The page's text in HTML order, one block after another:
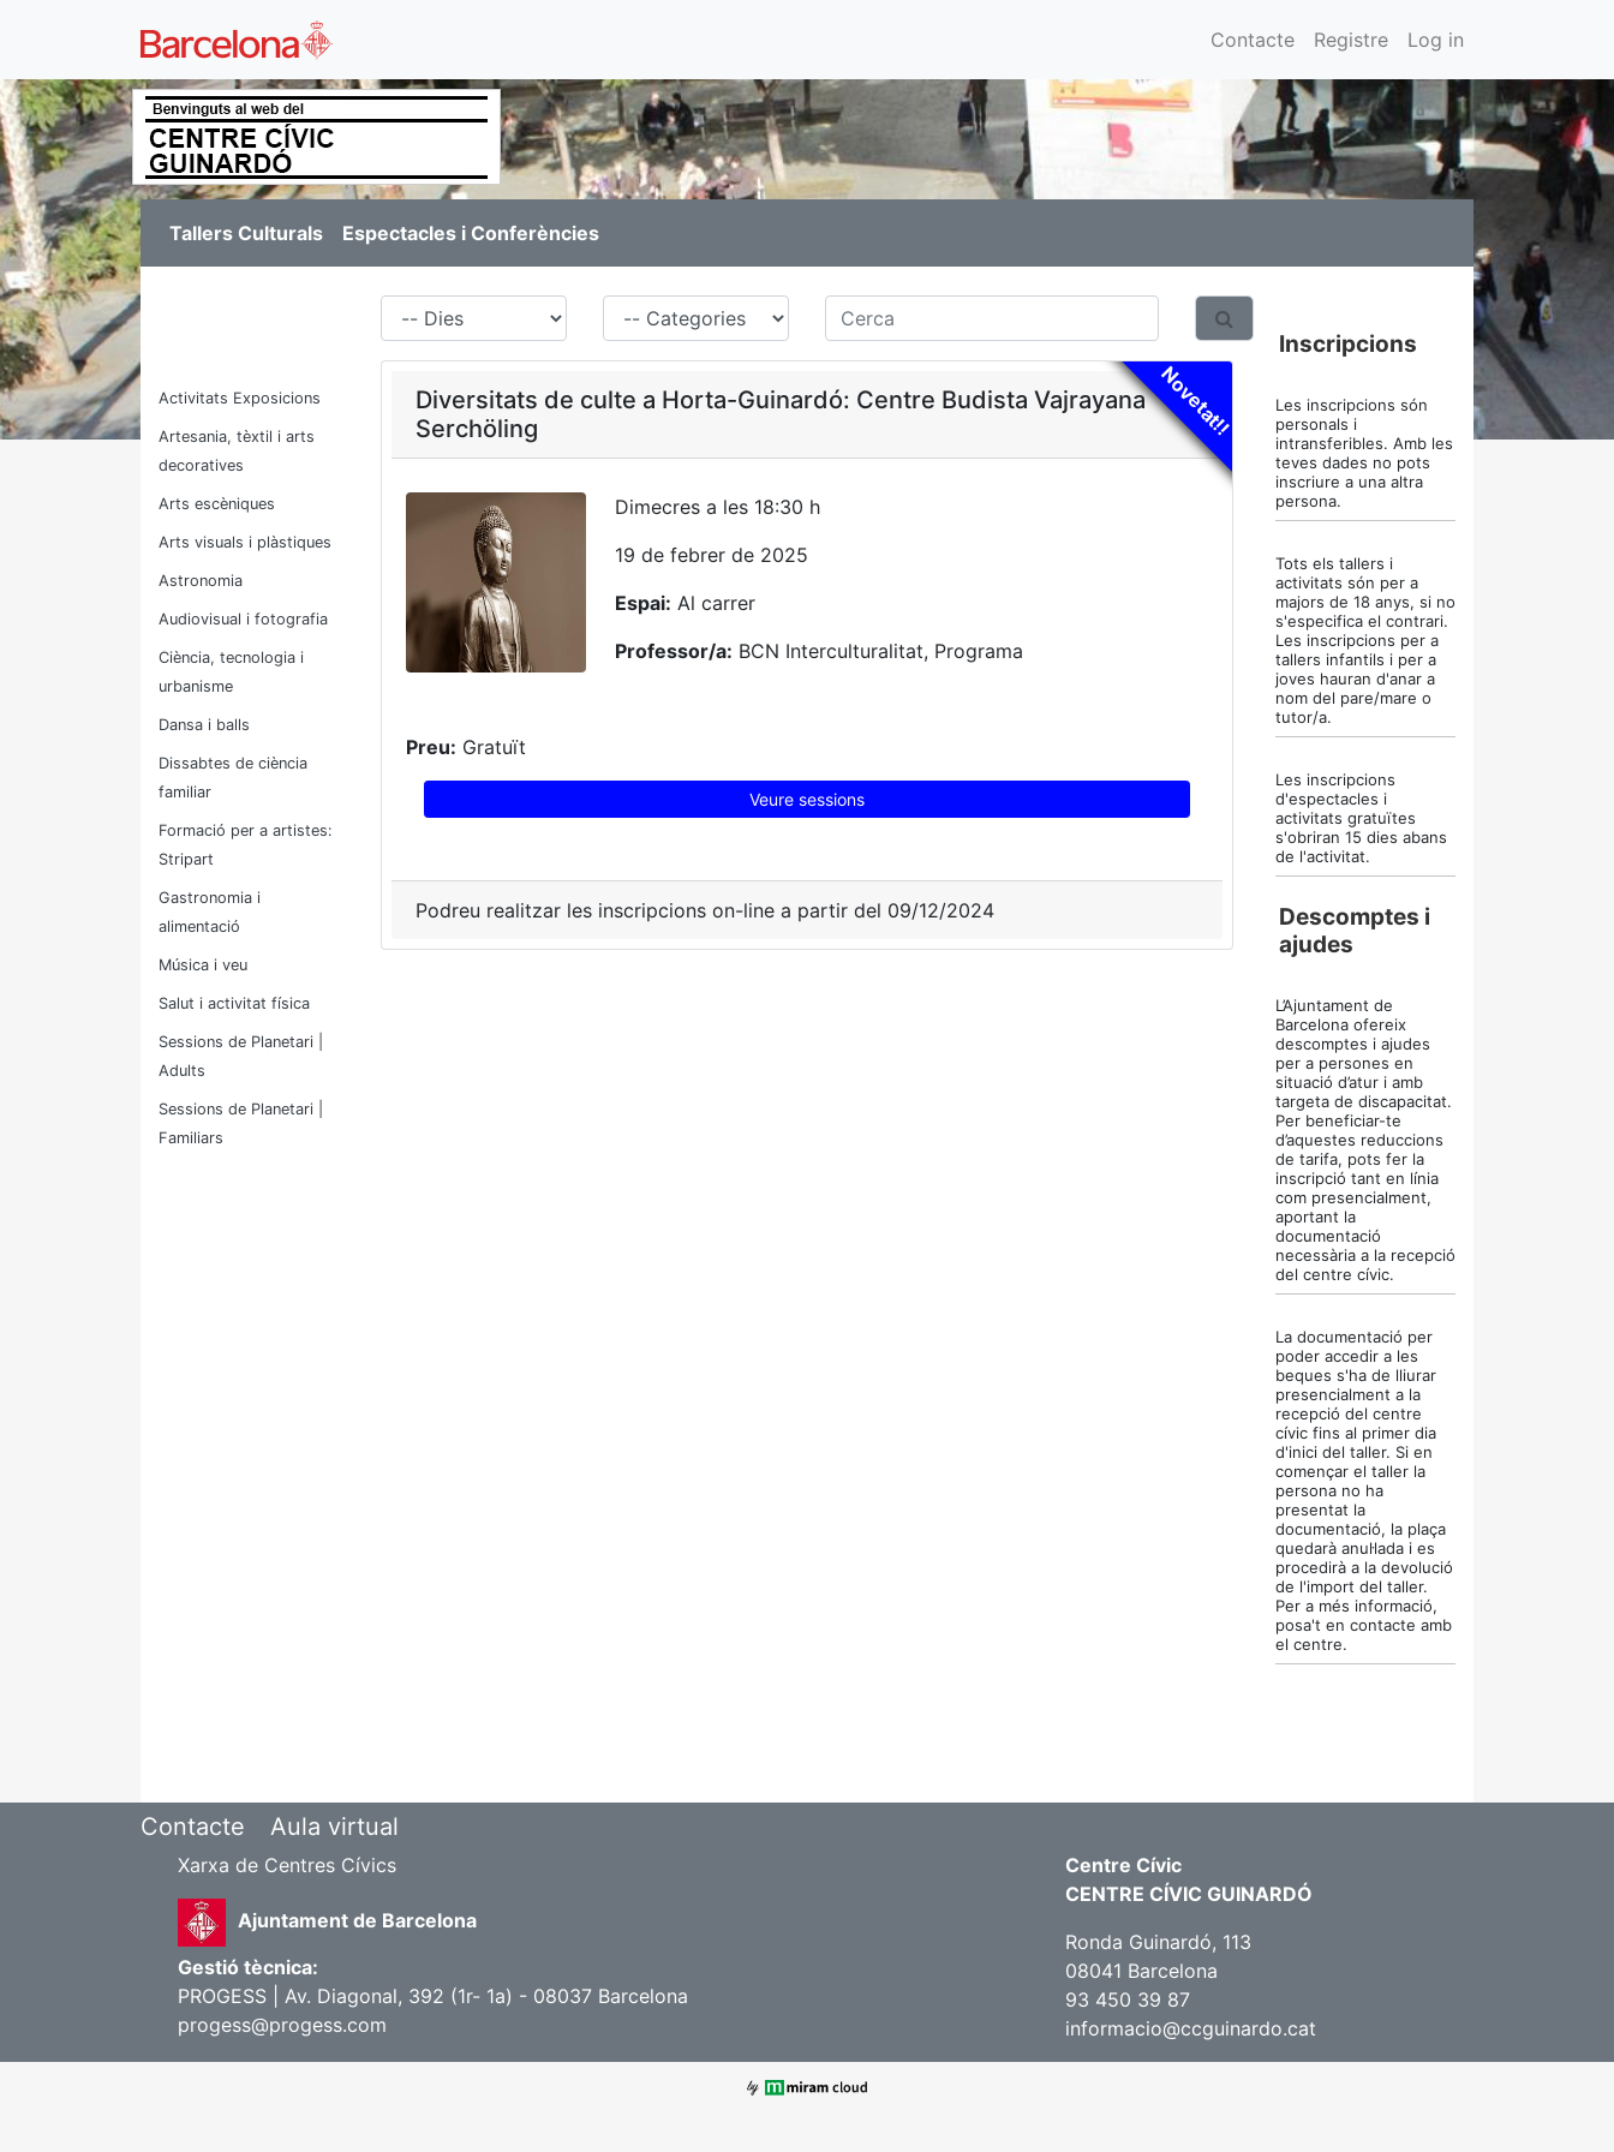
Contacte Registre Log in
Tallers Culturals Espectacles i Conferències
Activitats Exposicions
Artesania, tèxtil i arts
decoratives
Arts escèniques
Arts visuals i plàstiques
Astronomia
Audiovisual i fotografia
Ciència, tecnologia i
urbanisme
Dansa i balls
Dissabtes de ciència
familiar
Formació per a artistes:
Stripart
Gastronomia i
alimentació
Música i veu
Salut i activitat física
Sessions de Planetari |
Adults
Sessions de Planetari |
Familiars
Cerca
Novetat!!
Diversitats de culte a Horta-Guinardó: Centre Budista Vajrayana
Serchöling
Dimecres a les 18:30 h
19 de febrer de 2025
Espai: Al carrer
Professor/a: BCN Interculturalitat, Programa
Preu: Gratuït
Veure sessions
Podreu realitzar les inscripcions on-line a partir del 09/12/2024
Inscripcions
Les inscripcions són
personals i
intransferibles. Amb les
teves dades no pots
inscriure a una altra
persona.
Tots els tallers i
activitats són per a
majors de 18 anys, si no
s'especifica el contrari.
Les inscripcions per a
tallers infantils i per a
joves hauran d'anar a
nom del pare/mare o
tutor/a.
Les inscripcions
d'espectacles i
activitats gratuïtes
s'obriran 15 dies abans
de l'activitat.
Descomptes i
ajudes
L’Ajuntament de
Barcelona ofereix
descomptes i ajudes
per a persones en
situació d’atur i amb
targeta de discapacitat.
Per beneficiar-te
d’aquestes reduccions
de tarifa, pots fer la
inscripció tant en línia
com presencialment,
aportant la
documentació
necessària a la recepció
del centre cívic.
La documentació per
poder accedir a les
beques s'ha de lliurar
presencialment a la
recepció del centre
cívic fins al primer dia
d'inici del taller. Si en
començar el taller la
persona no ha
presentat la
documentació, la plaça
quedarà anul·lada i es
procedirà a la devolució
de l'import del taller.
Per a més informació,
posa't en contacte amb
el centre.
Contacte Aula virtual
Xarxa de Centres Cívics
Ajuntament de Barcelona
Gestió tècnica:
PROGESS | Av. Diagonal, 392 (1r- 1a) - 08037 Barcelona
progess@progess.com
Centre Cívic
CENTRE CÍVIC GUINARDÓ
Ronda Guinardó, 113
08041 Barcelona
93 450 39 87
informacio@ccguinardo.cat